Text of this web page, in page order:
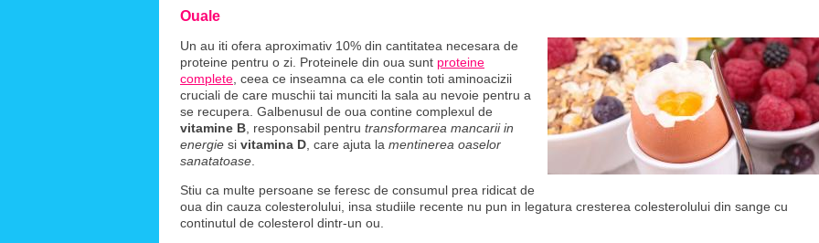
Ouale
Un au iti ofera aproximativ 10% din cantitatea necesara de
proteine pentru o zi. Proteinele din oua sunt proteine
complete , ceea ce inseamna ca ele contin toti aminoacizii
cruciali de care muschii tai munciti la sala au nevoie pentru a
se recupera. Galbenusul de oua contine complexul de
vitamine B , responsabil pentru transformarea mancarii in
energie si vitamina D , care ajuta la mentinerea oaselor
sanatatoase
Stiu ca multe persoane se feresc de consumul prea ridicat de
oua din cauza colesterolului, insa studiile recente nu pun in legatura cresterea colesterolului din sange cu
continutul de colesterol dintr-un ou.